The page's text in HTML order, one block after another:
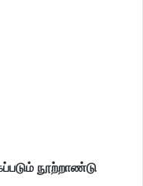
நூற்றாண்டு